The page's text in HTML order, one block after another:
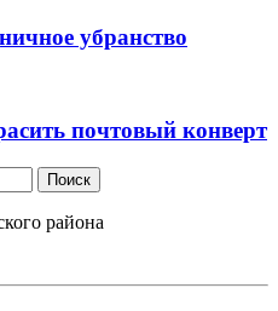
убранство
почтовый конверт